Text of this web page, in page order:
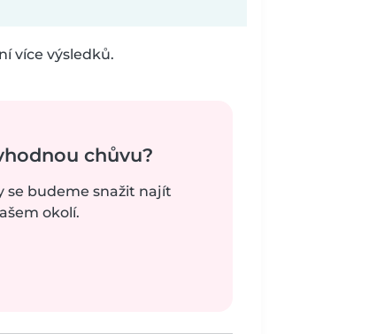
více výsledků.
chůvu?
se budeme snažit najít
okolí.